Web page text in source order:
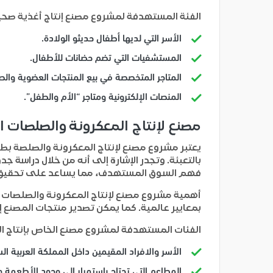
الفئة المستهدفة لمشروع مصنع إنتاج أغذية
الأسر التي لديها أطفال حديثو الولادة.
المستشفيات التي تضم حضانات للأطفال.
المتاجر المتخصصة في بيع المنتجات العضوية
المنصات الإلكترونية ومتاجر “الأم والطفل”.
مصنع لإنتاج المعكرونة والصلصات
يعتبر مشروع مصنع لإنتاج المعكرونة والصلصة
بالتعبئة. وتجدر الإشارة إلى أنه من خلال دراسة
فهم السوق المستهدف، مما يساعد على تحقيق
أهمية مشروع مصنع لإنتاج المعكرونة والصلصات
بمعايير عالمية. كما يمكن تصدير منتجات المصنع
الفئات المستهدفة لمشروع مصنع الخاص بإنتاج
الأسر والافراد المقيمين داخل المملكة العربية